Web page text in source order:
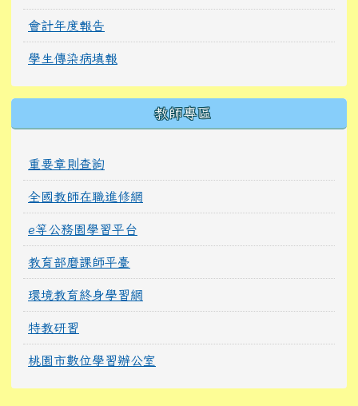
會計年度報告
學生傳染病填報
教師專區
重要章則查詢
全國教師在職進修網
e等公務園學習平台
教育部磨課師平臺
環境教育終身學習網
特教研習
桃園市數位學習辦公室